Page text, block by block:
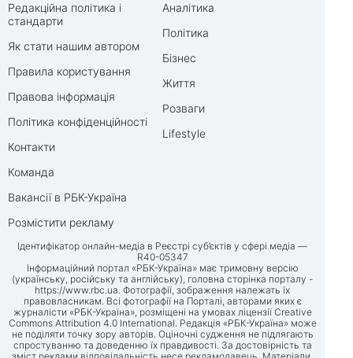
Редакційна політика і
стандарти
Як стати нашим автором
Правила користування
Правова інформація
Політика конфіденційності
Контакти
Команда
Вакансії в РБК-Україна
Розмістити рекламу
Аналітика
Політика
Бізнес
Життя
Розваги
Lifestyle
Ідентифікатор онлайн-медіа в Реєстрі суб’єктів у сфері медіа —
R40-05347
Інформаційний портал «РБК-Україна» має тримовну версію
(українську, російську та англійську), головна сторінка порталу -
https://www.rbc.ua. Фотографії, зображення належать їх
правовласникам. Всі фотографії на Порталі, авторами яких є
журналісти «РБК-Україна», розміщені на умовах ліцензії Creative
Commons Attribution 4.0 International. Редакція «РБК-Україна» може
не поділяти точку зору авторів. Оціночні судження не підлягають
спростуванню та доведенню їх правдивості. За достовірність та